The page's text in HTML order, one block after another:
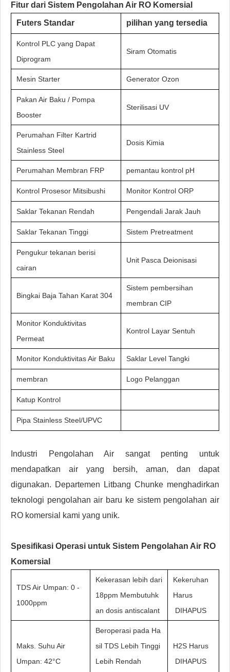
Fitur dari Sistem Pengolahan Air RO Komersial
Futers Standar pilihan yang tersedia
Kontrol PLC yang Dapat
Diprogram
Siram Otomatis
Mesin Starter Generator Ozon
Pakan Air Baku / Pompa
Booster
Sterilisasi UV
Perumahan Filter Kartrid
Stainless Steel
Dosis Kimia
Perumahan Membran FRP pemantau kontrol pH
Kontrol Prosesor Mitsibushi Monitor Kontrol ORP
Saklar Tekanan Rendah Pengendali Jarak Jauh
Saklar Tekanan Tinggi Sistem Pretreatment
Pengukur tekanan berisi
cairan
Unit Pasca Deionisasi
Bingkai Baja Tahan Karat 304
Sistem pembersihan
membran CIP
Monitor Konduktivitas
Permeat
Kontrol Layar Sentuh
Monitor Konduktivitas Air Baku Saklar Level Tangki
membran Logo Pelanggan
Katup Kontrol
Pipa Stainless Steel/UPVC
Industri Pengolahan Air sangat penting untuk
mendapatkan air yang bersih, aman, dan dapat
digunakan. Departemen Litbang Chunke menghadirkan
teknologi pengolahan air baru ke sistem pengolahan air
RO komersial kami yang unik.
Spesifikasi Operasi untuk Sistem Pengolahan Air RO
Komersial
TDS Air Umpan: 0 -
1000ppm
Kekerasan lebih dari
18ppm Membutuhk
an dosis antiscalant
Kekeruhan
Harus
DIHAPUS
Maks. Suhu Air
Umpan: 42°C
Beroperasi pada Ha
sil TDS Lebih Tinggi
Lebih Rendah
H2S Harus
DIHAPUS